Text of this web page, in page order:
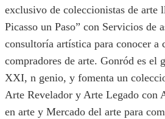
exclusivo de coleccionistas de arte
Picasso un Paso” con Servicios de
consultoría artística para conocer a
compradores de arte. Gonród es el
XXI, n genio, y fomenta un
Arte Revelador y Arte Legado con
en arte y Mercado del arte para